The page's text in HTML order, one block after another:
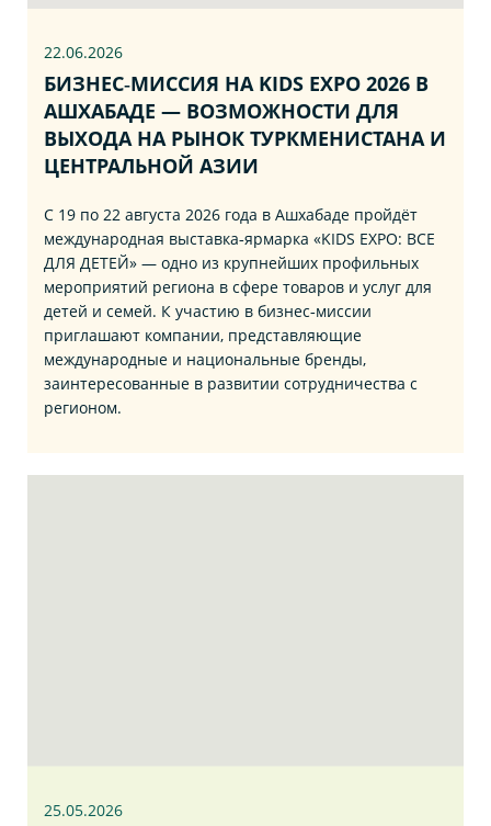
22.06.2026
БИЗНЕС‑МИССИЯ НА KIDS EXPO 2026 В
АШХАБАДЕ — ВОЗМОЖНОСТИ ДЛЯ
ВЫХОДА НА РЫНОК ТУРКМЕНИСТАНА И
ЦЕНТРАЛЬНОЙ АЗИИ
С 19 по 22 августа 2026 года в Ашхабаде пройдёт
международная выставка‑ярмарка «KIDS EXPO: ВСЕ
ДЛЯ ДЕТЕЙ» — одно из крупнейших профильных
мероприятий региона в сфере товаров и услуг для
детей и семей. К участию в бизнес‑миссии
приглашают компании, представляющие
международные и национальные бренды,
заинтересованные в развитии сотрудничества с
регионом.
25.05.2026